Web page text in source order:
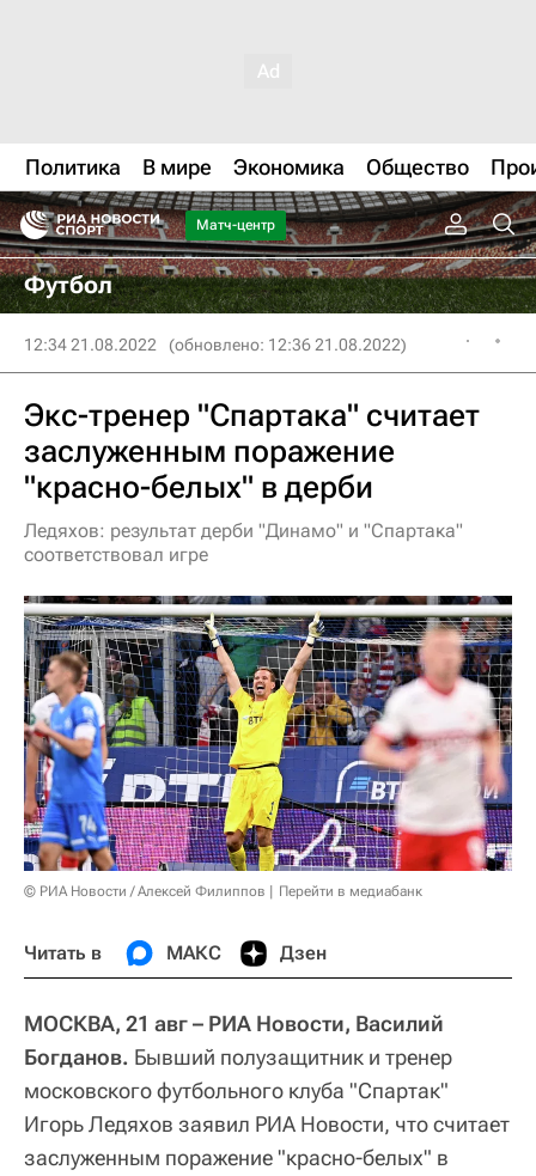
Политика В мире Экономика Общество
Матч-центр
Футбол
12:34 21.08.2022 (обновлено: 12:36 21.08.2022)
Экс-тренер "Спартака" считает
заслуженным поражение
"красно-белых" в дерби
Ледяхов: результат дерби "Динамо" и "Спартака"
соответствовал игре
© РИА Новости / Алексей Филиппов Перейти в медиабанк
Читать в МАКС Дзен
МОСКВА, 21 авг – РИА Новости, Василий
Богданов. Бывший полузащитник и тренер
московского футбольного клуба "Спартак"
Игорь Ледяхов заявил РИА Новости, что считает
заслуженным поражение "красно-белых" в